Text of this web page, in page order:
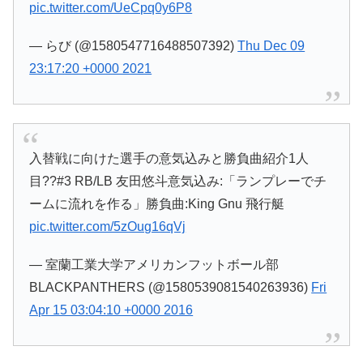
pic.twitter.com/UeCpq0y6P8
— らび (@1580547716488507392)Thu Dec 09
23:17:20 +0000 2021
入替戦に向けた選手の意気込みと勝負曲紹介1人
目??#3 RB/LB 友田悠斗意気込み:「ランプレーでチ
ームに流れを作る」勝負曲:King Gnu 飛行艇
pic.twitter.com/5zOug16qVj
— 室蘭工業大学アメリカンフットボール部
BLACKPANTHERS (@1580539081540263936) Fri
Apr 15 03:04:10 +0000 2016